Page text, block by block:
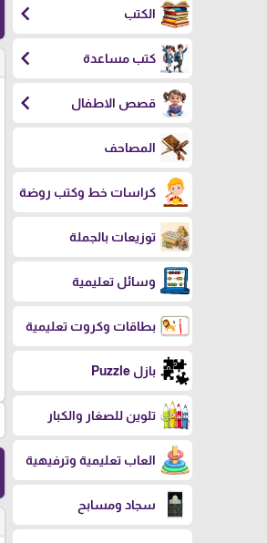
الكتب chevron_left
كتب مساعدة chevron_left
قصص الاطفال chevron_left
المصاحف
كراسات خط وكتب روضة
توزيعات بالجملة
وسائل تعليمية
بطاقات وكروت تعليمية
بازل Puzzle
تلوين للصغار والكبار
العاب تعليمية وترفيهية
سجاد ومسابح